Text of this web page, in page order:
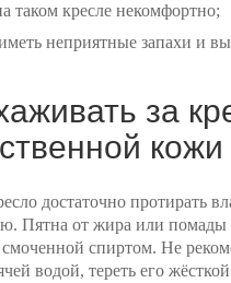
таком кресле некомфортно;
неприятные запахи и
за
кожи
достаточно протирать
Пятна от жира или помады
смоченной спиртом. Не
водой, тереть его